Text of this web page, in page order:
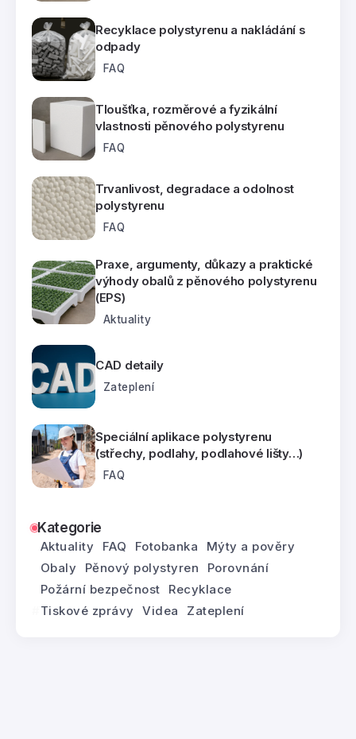
Recyklace polystyrenu a nakládání s
odpady
FAQ
Tloušťka, rozměrové a fyzikální
vlastnosti pěnového polystyrenu
FAQ
Trvanlivost, degradace a odolnost
polystyrenu
FAQ
Praxe, argumenty, důkazy a praktické
výhody obalů z pěnového polystyrenu
(EPS)
Aktuality
CAD detaily
Zateplení
Speciální aplikace polystyrenu
(střechy, podlahy, podlahové lišty…)
FAQ
Kategorie
Aktuality FAQ Fotobanka
Mýty a pověry
Obaly
Pěnový polystyren
Porovnání
Požární bezpečnost
Recyklace
Tiskové zprávy
Videa Zateplení